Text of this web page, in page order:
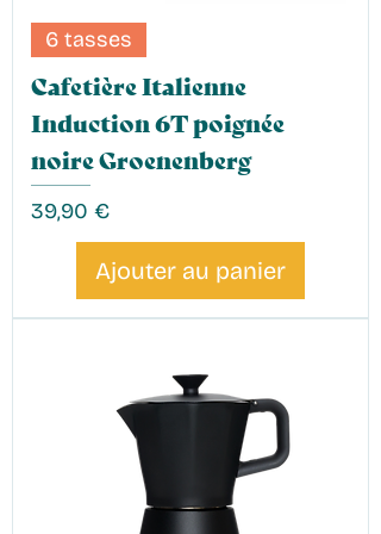
6 tasses
Cafetière Italienne
Induction 6T poignée
noire Groenenberg
Prix
39,90 €
Ajouter au panier